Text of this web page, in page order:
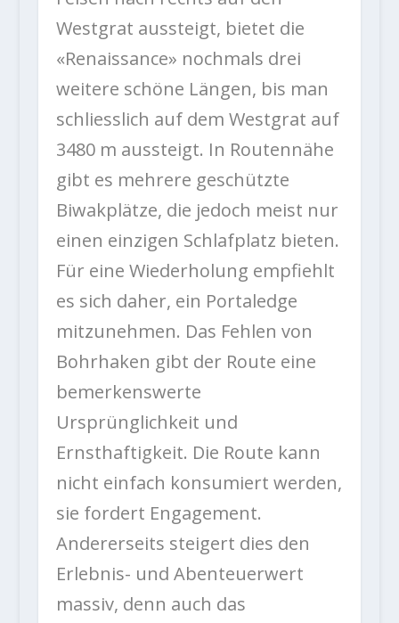
Westgrat aussteigt, bietet die
«Renaissance» nochmals drei
weitere schöne Längen, bis man
schliesslich auf dem Westgrat auf
3480 m aussteigt. In Routennähe
gibt es mehrere geschützte
Biwakplätze, die jedoch meist nur
einen einzigen Schlafplatz bieten.
Für eine Wiederholung empfiehlt
es sich daher, ein Portaledge
mitzunehmen. Das Fehlen von
Bohrhaken gibt der Route eine
bemerkenswerte
Ursprünglichkeit und
Ernsthaftigkeit. Die Route kann
nicht einfach konsumiert werden,
sie fordert Engagement.
Andererseits steigert dies den
Erlebnis- und Abenteuerwert
massiv, denn auch das